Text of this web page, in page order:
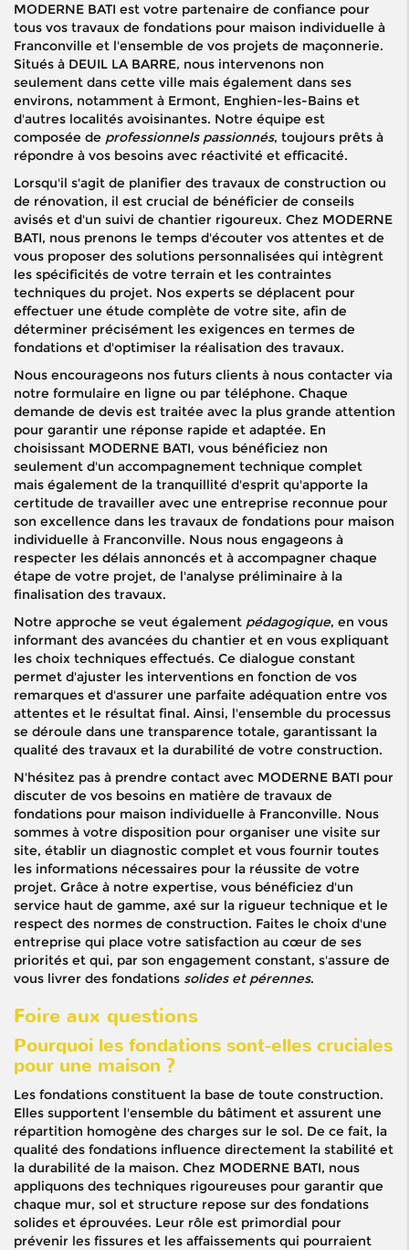
MODERNE BATI est votre partenaire de confiance pour
tous vos travaux de fondations pour maison individuelle à
Franconville et l'ensemble de vos projets de maçonnerie.
Situés à DEUIL LA BARRE, nous intervenons non
seulement dans cette ville mais également dans ses
environs, notamment à Ermont, Enghien-les-Bains et
d'autres localités avoisinantes. Notre équipe est
composée de professionnels passionnés, toujours prêts à
répondre à vos besoins avec réactivité et efficacité.
Lorsqu'il s'agit de planifier des travaux de construction ou
de rénovation, il est crucial de bénéficier de conseils
avisés et d'un suivi de chantier rigoureux. Chez MODERNE
BATI, nous prenons le temps d'écouter vos attentes et de
vous proposer des solutions personnalisées qui intègrent
les spécificités de votre terrain et les contraintes
techniques du projet. Nos experts se déplacent pour
effectuer une étude complète de votre site, afin de
déterminer précisément les exigences en termes de
fondations et d'optimiser la réalisation des travaux.
Nous encourageons nos futurs clients à nous contacter via
notre formulaire en ligne ou par téléphone. Chaque
demande de devis est traitée avec la plus grande attention
pour garantir une réponse rapide et adaptée. En
choisissant MODERNE BATI, vous bénéficiez non
seulement d'un accompagnement technique complet
mais également de la tranquillité d'esprit qu'apporte la
certitude de travailler avec une entreprise reconnue pour
son excellence dans les travaux de fondations pour maison
individuelle à Franconville. Nous nous engageons à
respecter les délais annoncés et à accompagner chaque
étape de votre projet, de l'analyse préliminaire à la
finalisation des travaux.
Notre approche se veut également pédagogique, en vous
informant des avancées du chantier et en vous expliquant
les choix techniques effectués. Ce dialogue constant
permet d'ajuster les interventions en fonction de vos
remarques et d'assurer une parfaite adéquation entre vos
attentes et le résultat final. Ainsi, l'ensemble du processus
se déroule dans une transparence totale, garantissant la
qualité des travaux et la durabilité de votre construction.
N'hésitez pas à prendre contact avec MODERNE BATI pour
discuter de vos besoins en matière de travaux de
fondations pour maison individuelle à Franconville. Nous
sommes à votre disposition pour organiser une visite sur
site, établir un diagnostic complet et vous fournir toutes
les informations nécessaires pour la réussite de votre
projet. Grâce à notre expertise, vous bénéficiez d'un
service haut de gamme, axé sur la rigueur technique et le
respect des normes de construction. Faites le choix d'une
entreprise qui place votre satisfaction au cœur de ses
priorités et qui, par son engagement constant, s'assure de
vous livrer des fondations solides et pérennes.
Foire aux questions
Pourquoi les fondations sont-elles cruciales
pour une maison ?
Les fondations constituent la base de toute construction.
Elles supportent l'ensemble du bâtiment et assurent une
répartition homogène des charges sur le sol. De ce fait, la
qualité des fondations influence directement la stabilité et
la durabilité de la maison. Chez MODERNE BATI, nous
appliquons des techniques rigoureuses pour garantir que
chaque mur, sol et structure repose sur des fondations
solides et éprouvées. Leur rôle est primordial pour
prévenir les fissures et les affaissements qui pourraient